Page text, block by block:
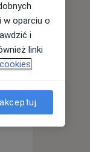
Śr,
12 Sie
w oparciu o
i
linki